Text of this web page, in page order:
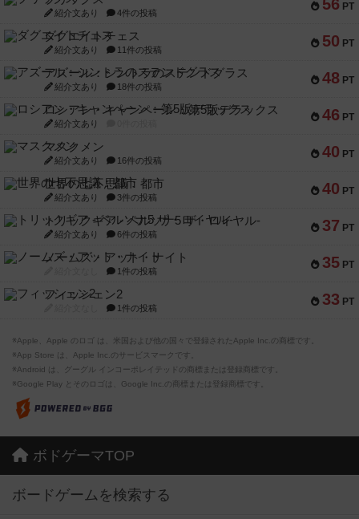
56 PT
紹介文あり 4件の投稿
50 PT
ダグエイトチェス
紹介文あり 11件の投稿
48 PT
アズール：シントラのステンドグラス
紹介文あり 18件の投稿
46 PT
ロシアン・キャンペーン：第5版デラックス
紹介文あり
40 PT
マスクメン
紹介文あり 16件の投稿
40 PT
世界の七不思議：都市
紹介文あり 3件の投稿
37 PT
トリックギア - ペルソナ5 ザ・ロイヤル-
紹介文あり 6件の投稿
35 PT
ノームズ・アット・ナイト
1件の投稿
33 PT
フィッシェン2
1件の投稿
※Apple、Apple のロゴ は、米国および他の国々で登録されたApple Inc.の商標です。
※App Store は、Apple Inc.のサービスマークです。
※Android は、グーグル インコーポレイテッドの商標または登録商標です。
※Google Play とそのロゴは、Google Inc.の商標または登録商標です。
ボドゲーマTOP
ボードゲームを検索する